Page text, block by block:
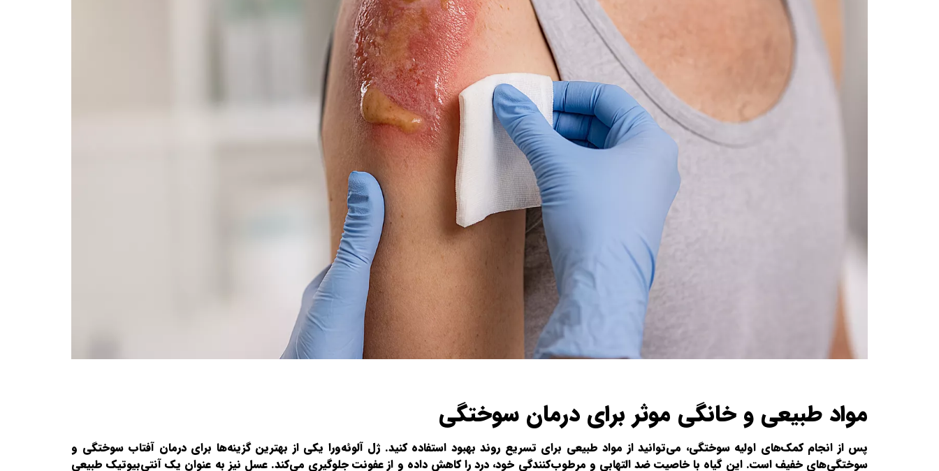
مواد طبیعی و خانگی موثر برای درمان سوختگی
پس از انجام کمک‌های اولیه سوختگی، می‌توانید از مواد طبیعی برای تسریع روند بهبود استفاده کنید. ژل آلوئه‌ورا یکی از بهترین گزینه‌ها برای درمان آفتاب سوختگی و
سوختگی‌های خفیف است. این گیاه با خاصیت ضد التهابی و مرطوب‌کنندگی خود، درد را کاهش داده و از عفونت جلوگیری می‌کند. عسل نیز به عنوان یک آنتی‌بیوتیک طبیعی